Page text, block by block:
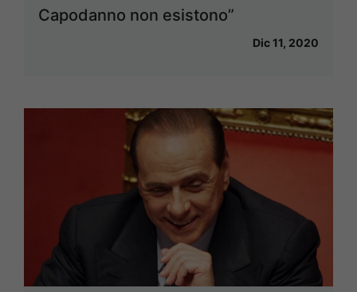
Capodanno non esistono”
Dic 11, 2020